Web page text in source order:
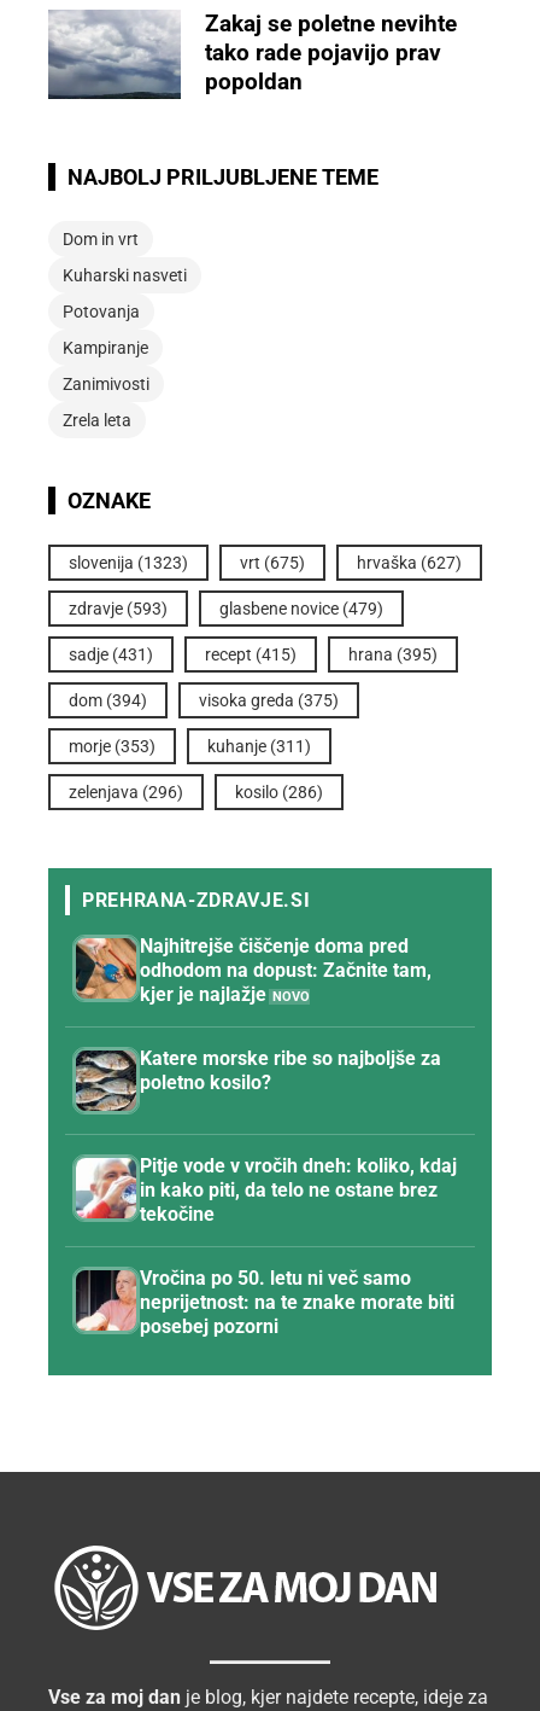
Zakaj se poletne nevihte
tako rade pojavijo prav
popoldan
NAJBOLJ PRILJUBLJENE TEME
Dom in vrt
Kuharski nasveti
Potovanja
Kampiranje
Zanimivosti
Zrela leta
OZNAKE
slovenija (1323) vrt (675) hrvaška (627)
zdravje (593) glasbene novice (479)
sadje (431) recept (415) hrana (395)
dom (394) visoka greda (375)
morje (353) kuhanje (311)
zelenjava (296) kosilo (286)
Najhitrejše čiščenje doma pred
odhodom na dopust: Začnite tam,
kjer je najlažje
Katere morske ribe so najboljše za
poletno kosilo?
Pitje vode v vročih dneh: koliko, kdaj
in kako piti, da telo ne ostane brez
tekočine
Vročina po 50. letu ni več samo
neprijetnost: na te znake morate biti
posebej pozorni
Vse za moj dan je blog, kjer najdete recepte, ideje za